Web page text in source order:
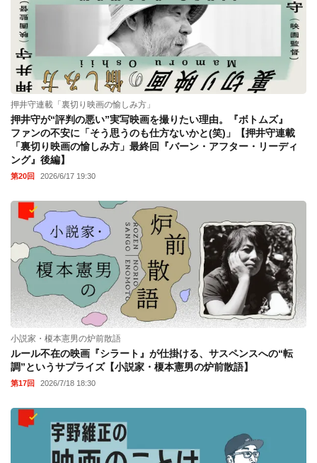
押井守連載「裏切り映画の愉しみ方」
押井守が“評判の悪い”実写映画を撮りたい理由。『ボトムズ』
ファンの不安に「そう思うのも仕方ないかと(笑)」【押井守連載
「裏切り映画の愉しみ方」最終回『バーン・アフター・リーディ
ング』後編】
第20回 2026/6/17 19:30
小説家・榎本憲男の炉前散語
ルール不在の映画『シラート』が仕掛ける、サスペンスへの“転
調”というサプライズ【小説家・榎本憲男の炉前散語】
第17回 2026/7/18 18:30